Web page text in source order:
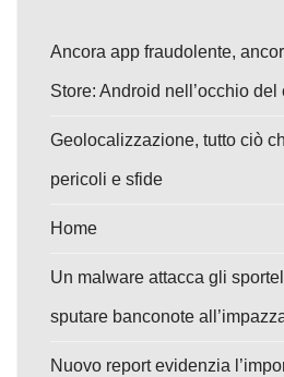
Ancora app fraudolente,
Store: Android nell’occhio del
Geolocalizzazione, tutto ciò
pericoli e sfide
Home
Un malware attacca gli
sputare banconote
Nuovo report evidenzia